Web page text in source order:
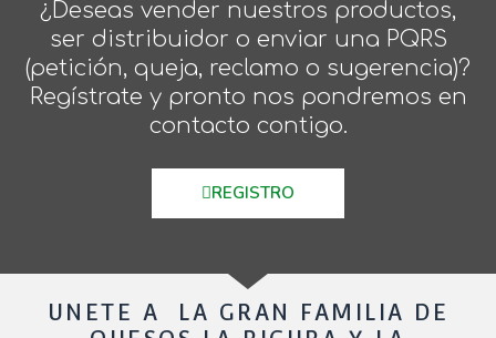
¿Deseas vender nuestros productos,
ser distribuidor o enviar una PQRS
(petición, queja, reclamo o sugerencia)?
Regístrate y pronto nos pondremos en
contacto contigo.
REGISTRO
UNETE A LA GRAN FAMILIA DE